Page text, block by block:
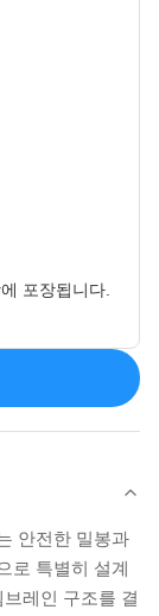
포장됩니다.
안전한 밀봉과
로 특별히 설계
레인 구조를 결